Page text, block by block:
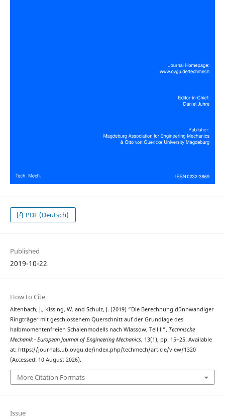
PDF (Deutsch)
Published
2019-10-22
How to Cite
Altenbach, J., Kissing, W. and Schulz, J. (2019) “Die Berechnung dünnwandiger
Ringträger mit geschlossenem Querschnitt auf der Grundlage des
halbmomentenfreien Schalenmodells nach Wlassow, Teil ll”, Technische
Mechanik - European Journal of Engineering Mechanics, 13(1), pp. 15–25. Available
at: https://journals.ub.ovgu.de/index.php/techmech/article/view/1320
(Accessed: 10 August 2026).
More Citation Formats
Issue